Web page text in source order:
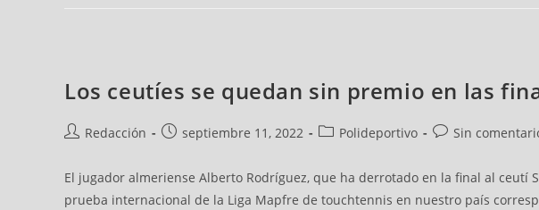
Los ceutíes se quedan sin premio en las
Redacción septiembre 11, 2022 Polideportivo Sin
El jugador almeriense Alberto Rodríguez, que ha derrotado en la final al ceutí
prueba internacional de la Liga Mapfre de touchtennis en nuestro país